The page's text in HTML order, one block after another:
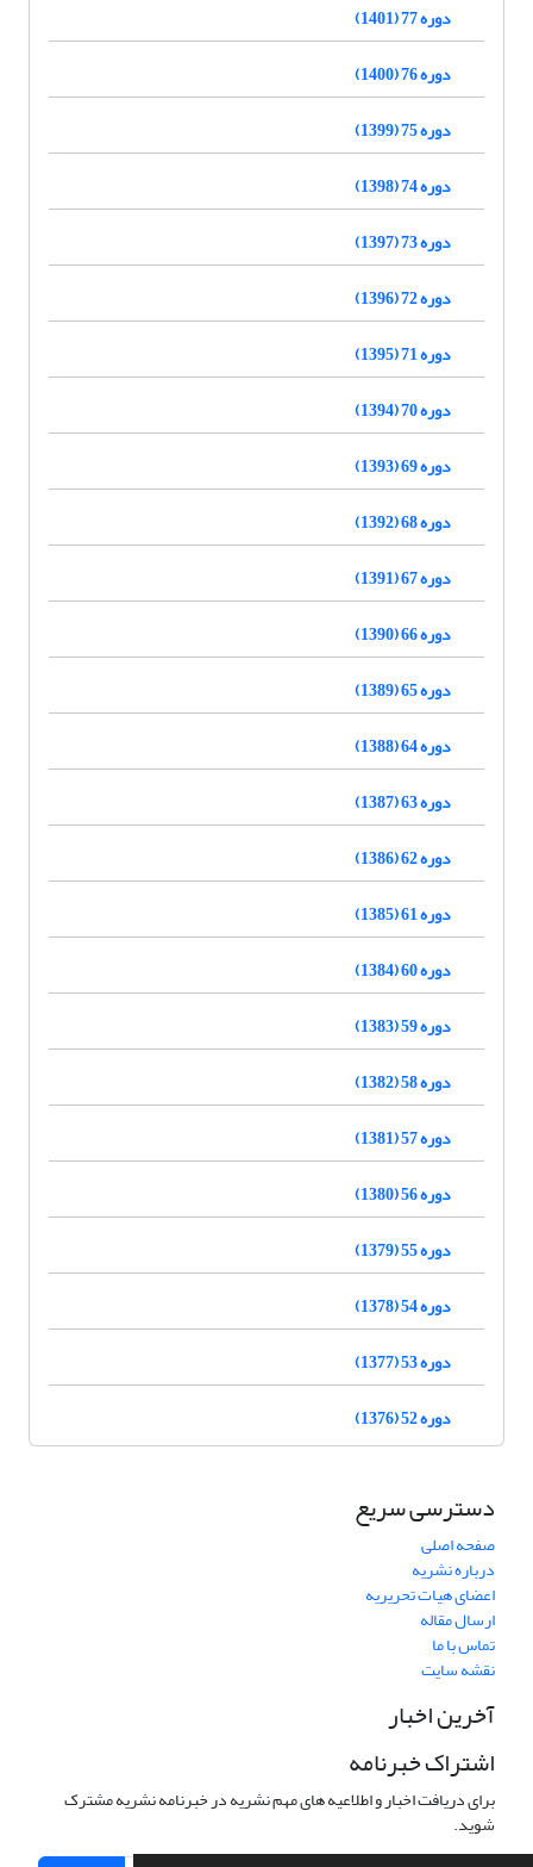
دوره 77 (1401)
دوره 76 (1400)
دوره 75 (1399)
دوره 74 (1398)
دوره 73 (1397)
دوره 72 (1396)
دوره 71 (1395)
دوره 70 (1394)
دوره 69 (1393)
دوره 68 (1392)
دوره 67 (1391)
دوره 66 (1390)
دوره 65 (1389)
دوره 64 (1388)
دوره 63 (1387)
دوره 62 (1386)
دوره 61 (1385)
دوره 60 (1384)
دوره 59 (1383)
دوره 58 (1382)
دوره 57 (1381)
دوره 56 (1380)
دوره 55 (1379)
دوره 54 (1378)
دوره 53 (1377)
دوره 52 (1376)
دسترسی سریع
صفحه اصلی
درباره نشریه
اعضای هیات تحریریه
ارسال مقاله
تماس با ما
نقشه سایت
آخرین اخبار
اشتراک خبرنامه
برای دریافت اخبار و اطلاعیه های مهم نشریه در خبرنامه نشریه مشترک
شوید.